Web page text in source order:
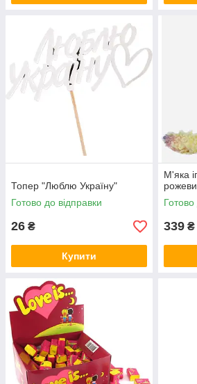
Топер "Люблю Україну"
Готово до відправки
26 ₴
Купити
М'яка
Готово
339 ₴